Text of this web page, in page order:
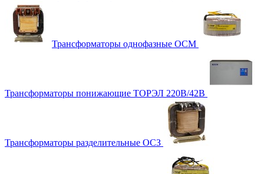
Трансформаторы однофазные ОСМ
Трансформаторы понижающие ТОРЭЛ 220В/42В
Трансформаторы разделительные ОСЗ